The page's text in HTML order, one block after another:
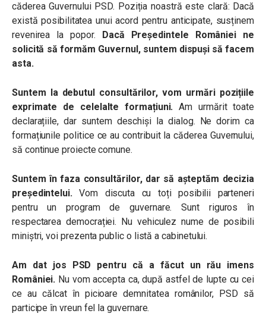
căderea Guvernului PSD. Poziția noastră este clară: Dacă
există posibilitatea unui acord pentru anticipate, susținem
revenirea la popor. Dacă Președintele României ne
solicită să formăm Guvernul, suntem dispuși să facem
asta.
Suntem la debutul consultărilor, vom urmări pozițiile
exprimate de celelalte formațiuni. Am urmărit toate
declarațiile, dar suntem deschiși la dialog. Ne dorim ca
formațiunile politice ce au contribuit la căderea Guvernului,
să continue proiecte comune.
Suntem în faza consultărilor, dar să așteptăm decizia
președintelui. Vom discuta cu toți posibilii parteneri
pentru un program de guvernare. Sunt riguros în
respectarea democrației. Nu vehiculez nume de posibili
miniștri, voi prezenta public o listă a cabinetului.
Am dat jos PSD pentru că a făcut un rău imens
României. Nu vom accepta ca, după astfel de lupte cu cei
ce au călcat în picioare demnitatea românilor, PSD să
participe în vreun fel la guvernare.